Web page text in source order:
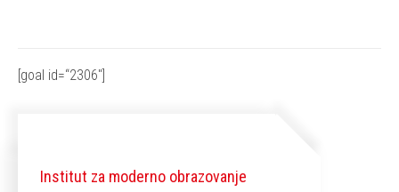
[goal id=“2306″]
Institut za moderno obrazovanje